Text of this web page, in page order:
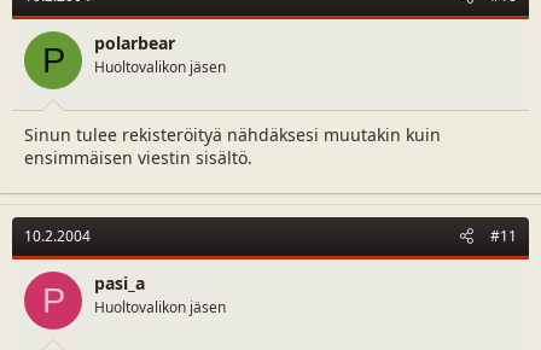
P polarbear
Huoltovalikon jäsen
Sinun tulee rekisteröityä nähdäksesi muutakin kuin
ensimmäisen viestin sisältö.
10.2.2004 #11
P pasi_a
Huoltovalikon jäsen